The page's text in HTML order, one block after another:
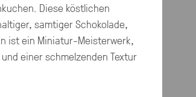
Diese köstlichen
samtiger Schokolade,
ist ein Miniatur-Meisterwerk,
einer schmelzenden Textur